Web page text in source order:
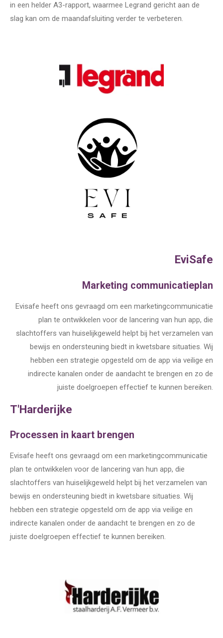
in een helder A3-rapport, waarmee Legrand gericht aan de
slag kan om de maandafsluiting verder te verbeteren.
EviSafe
Marketing communicatieplan
Evisafe heeft ons gevraagd om een marketingcommunicatie
plan te ontwikkelen voor de lancering van hun app, die
slachtoffers van huiselijkgeweld helpt bij het verzamelen van
bewijs en ondersteuning biedt in kwetsbare situaties. Wij
hebben een strategie opgesteld om de app via veilige en
indirecte kanalen onder de aandacht te brengen en zo de
juiste doelgroepen effectief te kunnen bereiken.
T'Harderijke
Processen in kaart brengen
Evisafe heeft ons gevraagd om een marketingcommunicatie
plan te ontwikkelen voor de lancering van hun app, die
slachtoffers van huiselijkgeweld helpt bij het verzamelen van
bewijs en ondersteuning biedt in kwetsbare situaties. Wij
hebben een strategie opgesteld om de app via veilige en
indirecte kanalen onder de aandacht te brengen en zo de
juiste doelgroepen effectief te kunnen bereiken.